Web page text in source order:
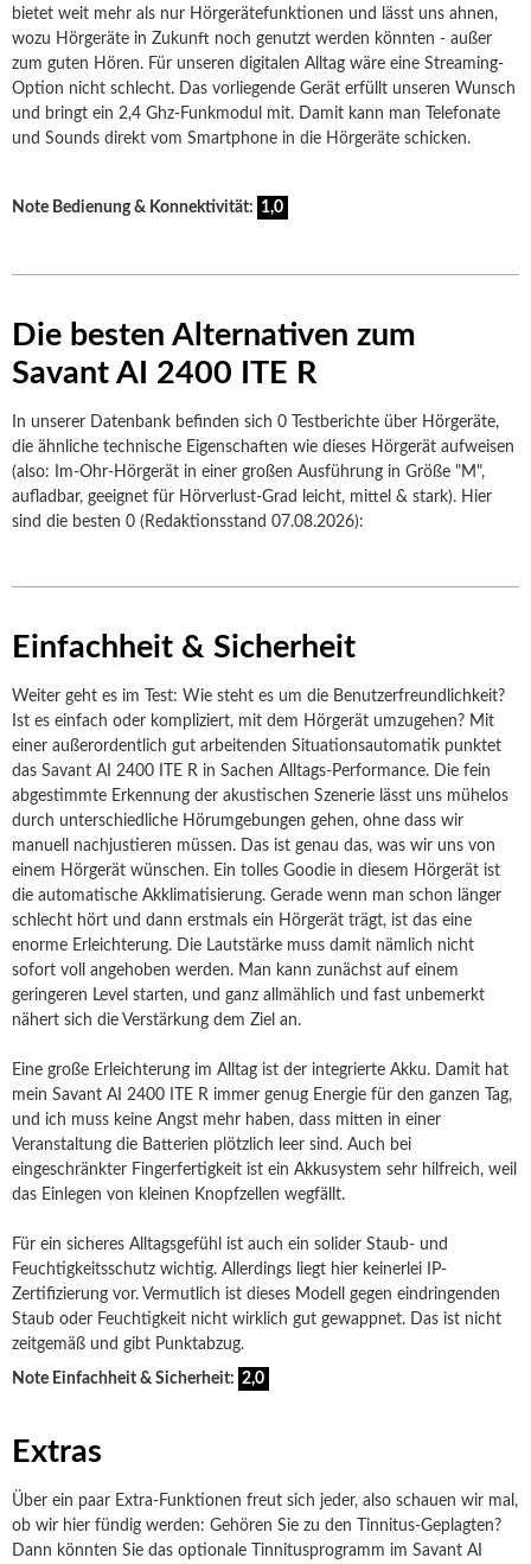
bietet weit mehr als nur Hörgerätefunktionen und lässt uns ahnen,
wozu Hörgeräte in Zukunft noch genutzt werden könnten - außer
zum guten Hören. Für unseren digitalen Alltag wäre eine Streaming-
Option nicht schlecht. Das vorliegende Gerät erfüllt unseren Wunsch
und bringt ein 2,4 Ghz-Funkmodul mit. Damit kann man Telefonate
und Sounds direkt vom Smartphone in die Hörgeräte schicken.
Note Bedienung & Konnektivität: 1,0
Die besten Alternativen zum
Savant AI 2400 ITE R
In unserer Datenbank befinden sich 0 Testberichte über Hörgeräte,
die ähnliche technische Eigenschaften wie dieses Hörgerät aufweisen
(also: Im-Ohr-Hörgerät in einer großen Ausführung in Größe "M",
aufladbar, geeignet für Hörverlust-Grad leicht, mittel & stark). Hier
sind die besten 0 (Redaktionsstand 07.08.2026):
Einfachheit & Sicherheit
Weiter geht es im Test: Wie steht es um die Benutzerfreundlichkeit?
Ist es einfach oder kompliziert, mit dem Hörgerät umzugehen? Mit
einer außerordentlich gut arbeitenden Situationsautomatik punktet
das Savant AI 2400 ITE R in Sachen Alltags-Performance. Die fein
abgestimmte Erkennung der akustischen Szenerie lässt uns mühelos
durch unterschiedliche Hörumgebungen gehen, ohne dass wir
manuell nachjustieren müssen. Das ist genau das, was wir uns von
einem Hörgerät wünschen. Ein tolles Goodie in diesem Hörgerät ist
die automatische Akklimatisierung. Gerade wenn man schon länger
schlecht hört und dann erstmals ein Hörgerät trägt, ist das eine
enorme Erleichterung. Die Lautstärke muss damit nämlich nicht
sofort voll angehoben werden. Man kann zunächst auf einem
geringeren Level starten, und ganz allmählich und fast unbemerkt
nähert sich die Verstärkung dem Ziel an.
Eine große Erleichterung im Alltag ist der integrierte Akku. Damit hat
mein Savant AI 2400 ITE R immer genug Energie für den ganzen Tag,
und ich muss keine Angst mehr haben, dass mitten in einer
Veranstaltung die Batterien plötzlich leer sind. Auch bei
eingeschränkter Fingerfertigkeit ist ein Akkusystem sehr hilfreich, weil
das Einlegen von kleinen Knopfzellen wegfällt.
Für ein sicheres Alltagsgefühl ist auch ein solider Staub- und
Feuchtigkeitsschutz wichtig. Allerdings liegt hier keinerlei IP-
Zertifizierung vor. Vermutlich ist dieses Modell gegen eindringenden
Staub oder Feuchtigkeit nicht wirklich gut gewappnet. Das ist nicht
zeitgemäß und gibt Punktabzug.
Note Einfachheit & Sicherheit: 2,0
Extras
Über ein paar Extra-Funktionen freut sich jeder, also schauen wir mal,
ob wir hier fündig werden: Gehören Sie zu den Tinnitus-Geplagten?
Dann könnten Sie das optionale Tinnitusprogramm im Savant AI